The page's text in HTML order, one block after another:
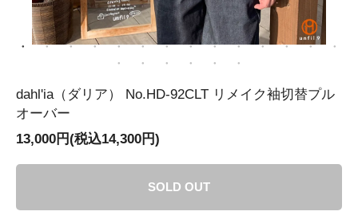
dahl'ia（ダリア） No.HD-92CLT リメイク袖切替プル
オーバー
13,000円(税込14,300円)
SOLD OUT